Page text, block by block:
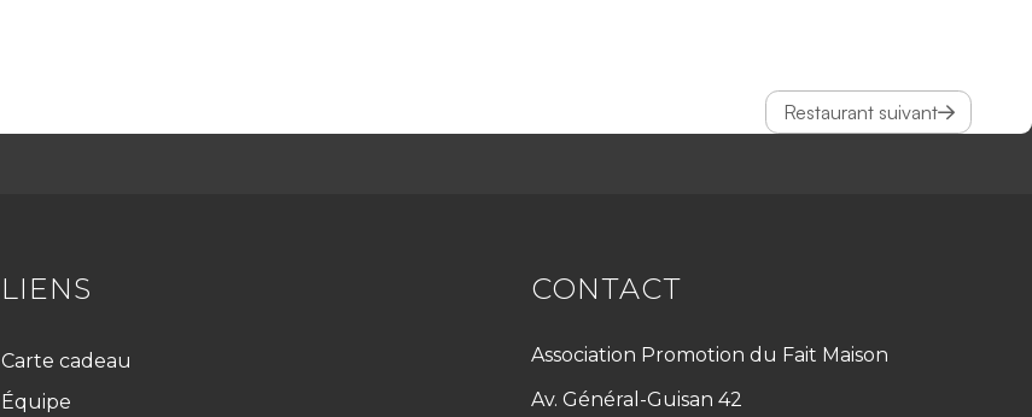
Restaurant suivant
LIENS
Carte cadeau
Équipe
CONTACT
Association Promotion du Fait Maison
Av. Général-Guisan 42